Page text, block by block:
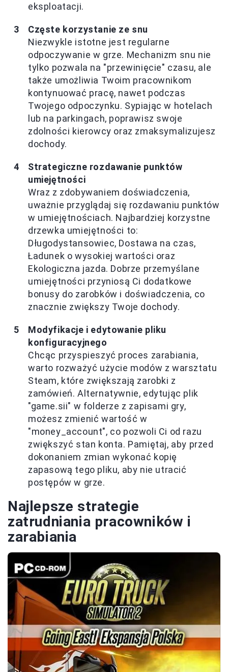
eksploatacji.
Częste korzystanie ze snu
Niezwykle istotne jest regularne
odpoczywanie w grze. Mechanizm snu nie
tylko pozwala na "przewinięcie" czasu, ale
także umożliwia Twoim pracownikom
kontynuować pracę, nawet podczas
Twojego odpoczynku. Sypiając w hotelach
lub na parkingach, poprawisz swoje
zdolności kierowcy oraz zmaksymalizujesz
dochody.
Strategiczne rozdawanie punktów
umiejętności
Wraz z zdobywaniem doświadczenia,
uważnie przyglądaj się rozdawaniu punktów
w umiejętnościach. Najbardziej korzystne
drzewka umiejętności to:
Długodystansowiec, Dostawa na czas,
Ładunek o wysokiej wartości oraz
Ekologiczna jazda. Dobrze przemyślane
umiejętności przyniosą Ci dodatkowe
bonusy do zarobków i doświadczenia, co
znacznie zwiększy Twoje dochody.
Modyfikacje i edytowanie pliku
konfiguracyjnego
Chcąc przyspieszyć proces zarabiania,
warto rozważyć użycie modów z warsztatu
Steam, które zwiększają zarobki z
zamówień. Alternatywnie, edytując plik
"game.sii" w folderze z zapisami gry,
możesz zmienić wartość w
"money_account", co pozwoli Ci od razu
zwiększyć stan konta. Pamiętaj, aby przed
dokonaniem zmian wykonać kopię
zapasową tego pliku, aby nie utracić
postępów w grze.
Najlepsze strategie
zatrudniania pracowników i
zarabiania